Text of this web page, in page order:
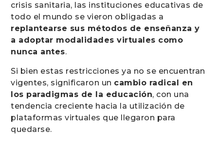
crisis sanitaria, las instituciones educativas de
todo el mundo se vieron obligadas a
replantearse sus métodos de enseñanza y
a adoptar modalidades virtuales como
nunca antes.
Si bien estas restricciones ya no se encuentran
vigentes, significaron un cambio radical en
los paradigmas de la educación, con una
tendencia creciente hacia la utilización de
plataformas virtuales que llegaron para
quedarse.